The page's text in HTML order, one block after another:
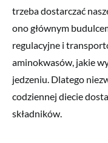
trzeba dostarczać
ono głównym
regulacyjne i
aminokwasów, jakie
jedzeniu. Dlatego
codziennej diecie
składników.